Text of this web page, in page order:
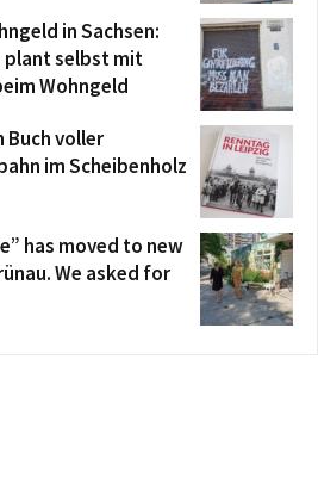
in Sachsen:
plant selbst mit
Wohngeld
Buch voller
im Scheibenholz
has moved to new
We asked for